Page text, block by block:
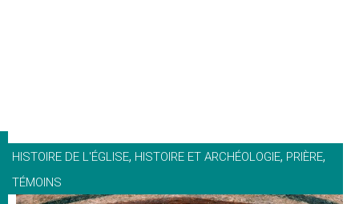
HISTOIRE DE L'ÉGLISE, HISTOIRE ET ARCHÉOLOGIE, PRIÈRE,
TÉMOINS